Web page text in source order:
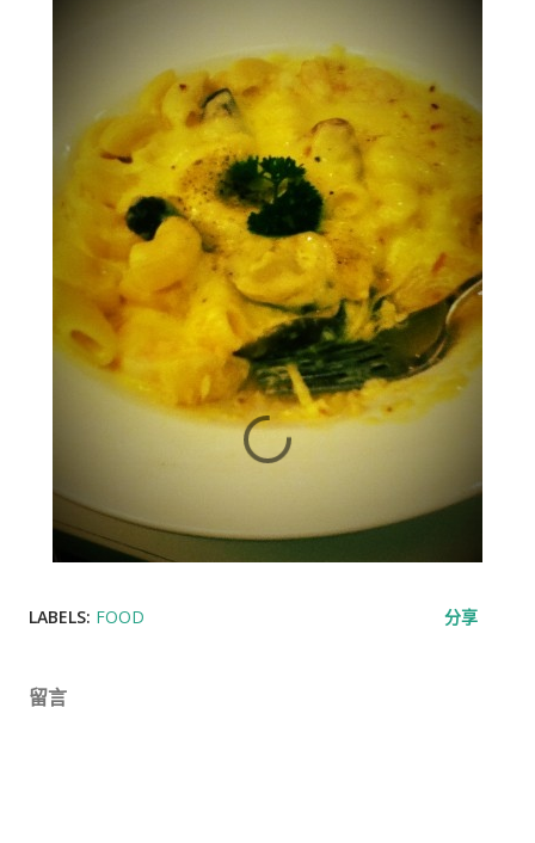
LABELS: FOOD 分享
留言